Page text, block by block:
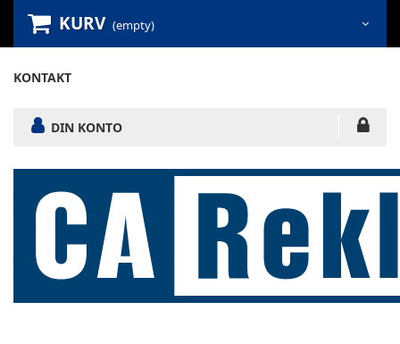
KURV (empty)
KONTAKT
DIN KONTO